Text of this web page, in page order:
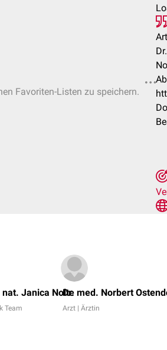
Favoriten-Listen zu speichern.
nat. Janica Nolte
Team
Dr. med. Norbert
Arzt | Ärztin